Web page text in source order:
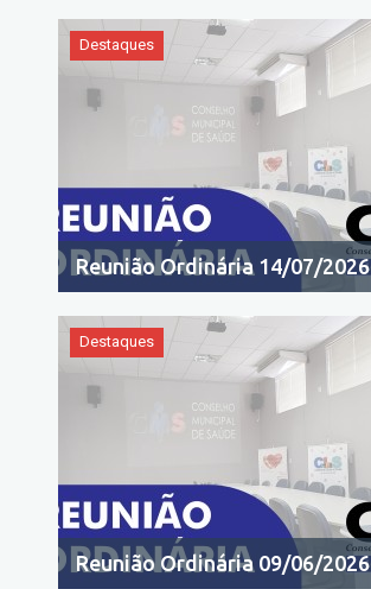
Destaques
Reunião Ordinária 14/07/2026
Destaques
Reunião Ordinária 09/06/2026